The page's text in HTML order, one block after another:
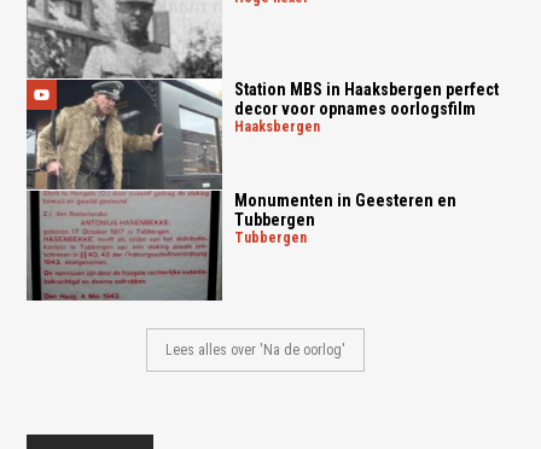
Station MBS in Haaksbergen perfect
decor voor opnames oorlogsfilm
haaksbergen
Monumenten in Geesteren en
Tubbergen
tubbergen
Lees alles over 'Na de oorlog'